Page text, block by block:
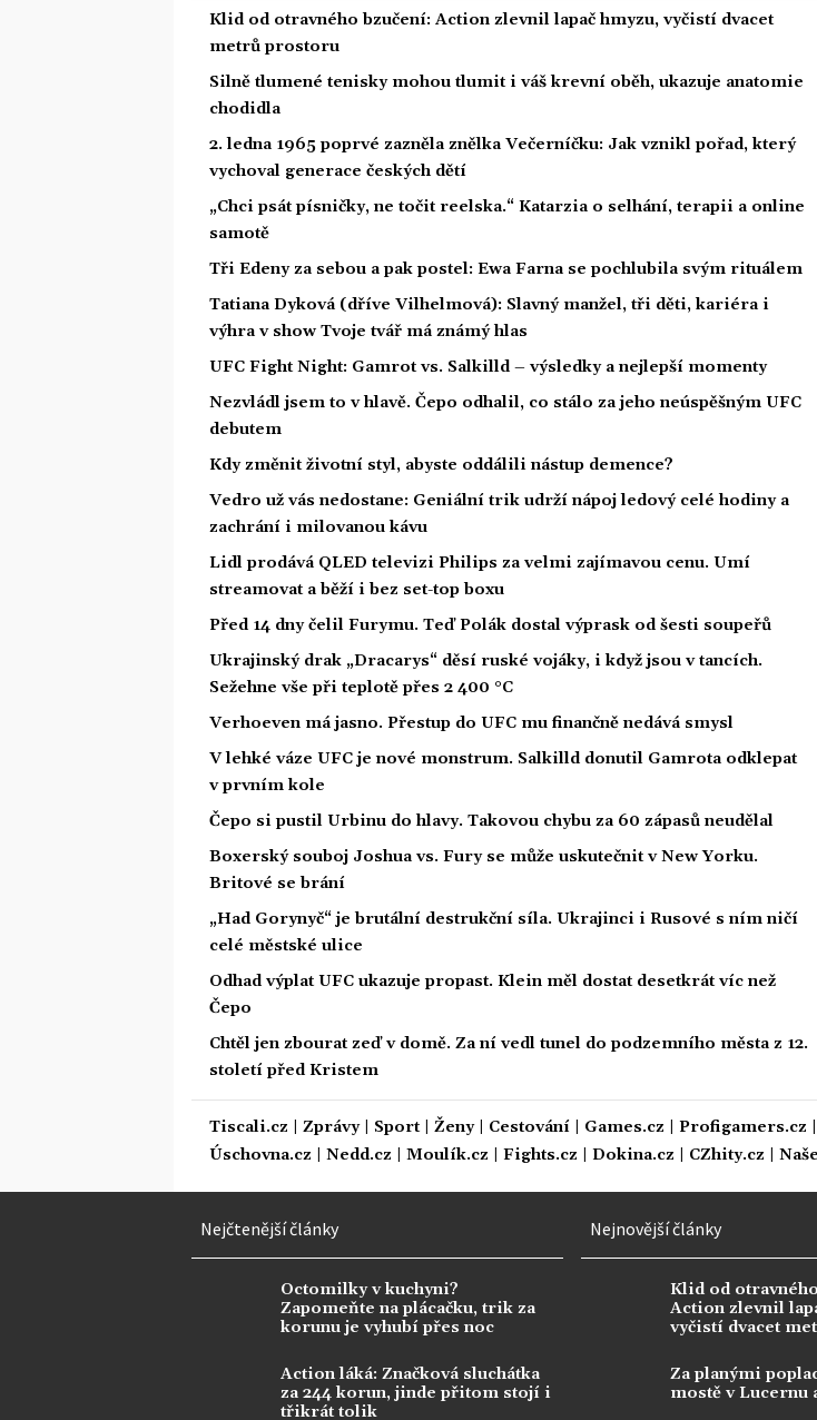
Klid od otravného bzučení: Action zlevnil lapač hmyzu, vyčistí dvacet
metrů prostoru
Silně tlumené tenisky mohou tlumit i váš krevní oběh, ukazuje anatomie
chodidla
2. ledna 1965 poprvé zazněla znělka Večerníčku: Jak vznikl pořad, který
vychoval generace českých dětí
„Chci psát písničky, ne točit reelska.“ Katarzia o selhání, terapii a online
samotě
Tři Edeny za sebou a pak postel: Ewa Farna se pochlubila svým rituálem
Tatiana Dyková (dříve Vilhelmová): Slavný manžel, tři děti, kariéra i
výhra v show Tvoje tvář má známý hlas
UFC Fight Night: Gamrot vs. Salkilld – výsledky a nejlepší momenty
Nezvládl jsem to v hlavě. Čepo odhalil, co stálo za jeho neúspěšným UFC
debutem
Kdy změnit životní styl, abyste oddálili nástup demence?
Vedro už vás nedostane: Geniální trik udrží nápoj ledový celé hodiny a
zachrání i milovanou kávu
Lidl prodává QLED televizi Philips za velmi zajímavou cenu. Umí
streamovat a běží i bez set-top boxu
Před 14 dny čelil Furymu. Teď Polák dostal výprask od šesti soupeřů
Ukrajinský drak „Dracarys“ děsí ruské vojáky, i když jsou v tancích.
Sežehne vše při teplotě přes 2 400 °C
Verhoeven má jasno. Přestup do UFC mu finančně nedává smysl
V lehké váze UFC je nové monstrum. Salkilld donutil Gamrota odklepat
v prvním kole
Čepo si pustil Urbinu do hlavy. Takovou chybu za 60 zápasů neudělal
Boxerský souboj Joshua vs. Fury se může uskutečnit v New Yorku.
Britové se brání
„Had Gorynyč“ je brutální destrukční síla. Ukrajinci i Rusové s ním ničí
celé městské ulice
Odhad výplat UFC ukazuje propast. Klein měl dostat desetkrát víc než
Čepo
Chtěl jen zbourat zeď v domě. Za ní vedl tunel do podzemního města z 12.
století před Kristem
Tiscali.cz Zprávy| Sport| Ženy| Cestování Games.cz Profigamers.cz
Úschovna.cz
Nedd.cz Moulík.cz Fights.cz Dokina.cz CZhity.cz
Nejčtenější články
Octomilky v kuchyni?
Zapomeňte na plácačku, trik za
korunu je vyhubí přes noc
Action láká: Značková sluchátka
za 244 korun, jinde přitom stojí i
třikrát tolik
Nejnovější články
Klid od
Action zlevnil
vyčistí dvacet
Za planými
mostě v Lucernu